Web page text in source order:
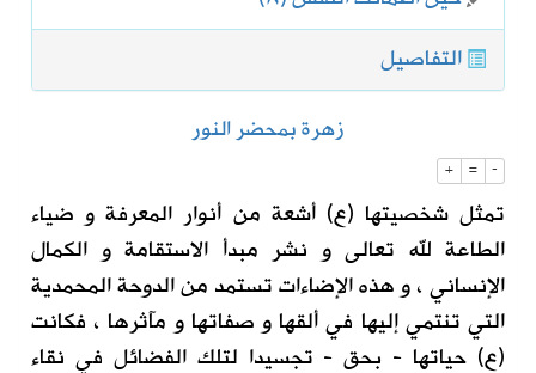
التفاصيل
زهرة بمحضر النور
+ = -
تمثل شخصيتها (ع) أشعة من أنوار المعرفة و ضياء
الطاعة لله تعالى و نشر مبدأ الاستقامة و الكمال
الإنساني ، و هذه الإضاءات تستمد من الدوحة المحمدية
التي تنتمي إليها في ألقها و صفاتها و مآثرها ، فكانت
(ع) حياتها - بحق - تجسيدا لتلك الفضائل في نقاء